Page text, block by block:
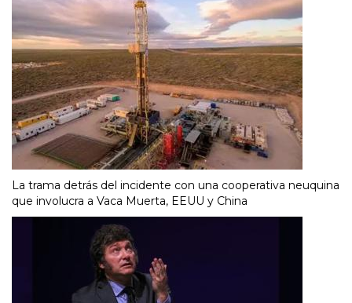
La trama detrás del incidente con una cooperativa neuquina
que involucra a Vaca Muerta, EEUU y China